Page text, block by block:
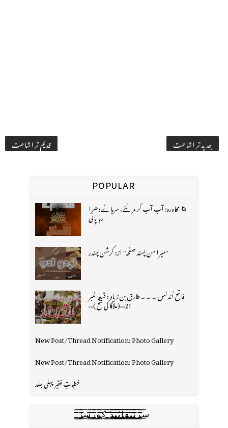
جدید تر اشاعت قدیم تر اشاعت
POPULAR
🌀 محاورہ: آب آب کر مر گئے، سرہانے دھرا
رہا پانی
"میرا من پسند صفحہ" از: کرشن چندر
فاتح اُندلس ۔ ۔ ۔ طارق بن زیاد : قسط نمبر
21═(ملاگا کی فتح )═
New Post/Thread Notification: Photo Gallery
New Post/Thread Notification: Photo Gallery
خطباتِ فقیر پہلی جلد
س̳̿͟͞ر̳̿͟͞ٹ̳̿͟͞ی̳̿͟͞ف̳̿͟͞ا̳̿͟͞ي̳̳̿ٔ̿͟͟͞͞ی̳̿͟͞ڈ̳̿͟͞ ̳̿͟͞ک̳̿͟͞و̳̿͟͞ر̳̿͟͞س̳̿͟͞ز̳̿͟͞